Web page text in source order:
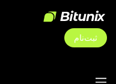
ثبت‌نام